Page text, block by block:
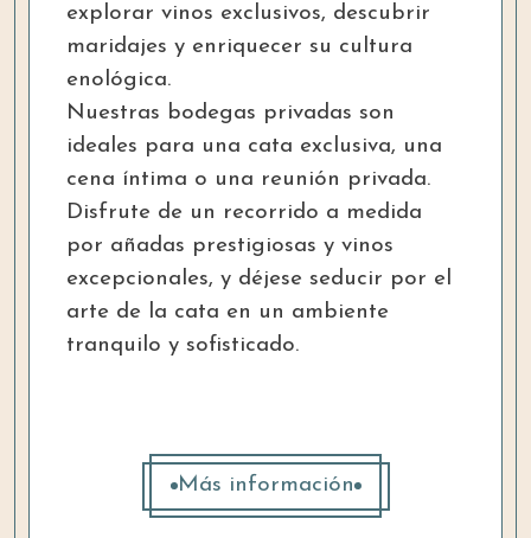
explorar vinos exclusivos, descubrir
maridajes y enriquecer su cultura
enológica.
Nuestras bodegas privadas son
ideales para una cata exclusiva, una
cena íntima o una reunión privada.
Disfrute de un recorrido a medida
por añadas prestigiosas y vinos
excepcionales, y déjese seducir por el
arte de la cata en un ambiente
tranquilo y sofisticado.
Más información